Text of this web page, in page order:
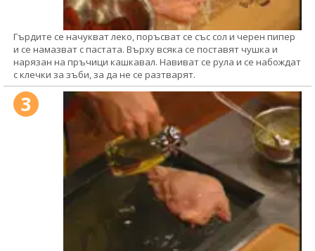
Гърдите се начукват леко, поръсват се със сол и черен пипер
и се намазват с пастата. Върху всяка се поставят чушка и
нарязан на пръчици кашкавал. Навиват се рула и се набождат
с клечки за зъби, за да не се разтварят.
3